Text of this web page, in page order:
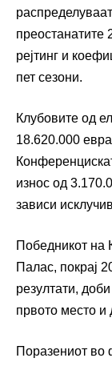
преостанатите
рејтинг и
пет сезони.
Клубовите од
18.620.000
износ од
зависи
Победникот на
Палас, покрај
резултати,
првото место и
Поразениот во